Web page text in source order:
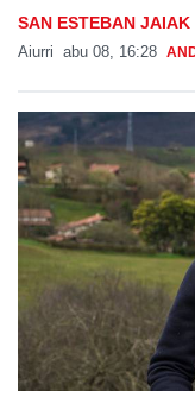
SAN ESTEBAN
Aiurri abu 08, 16:28